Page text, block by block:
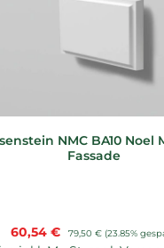
NMC BA10 Noel
Fassade
Verkaufspreis:
60,54 € Regulärer Preis:
79,50 € (23.85%